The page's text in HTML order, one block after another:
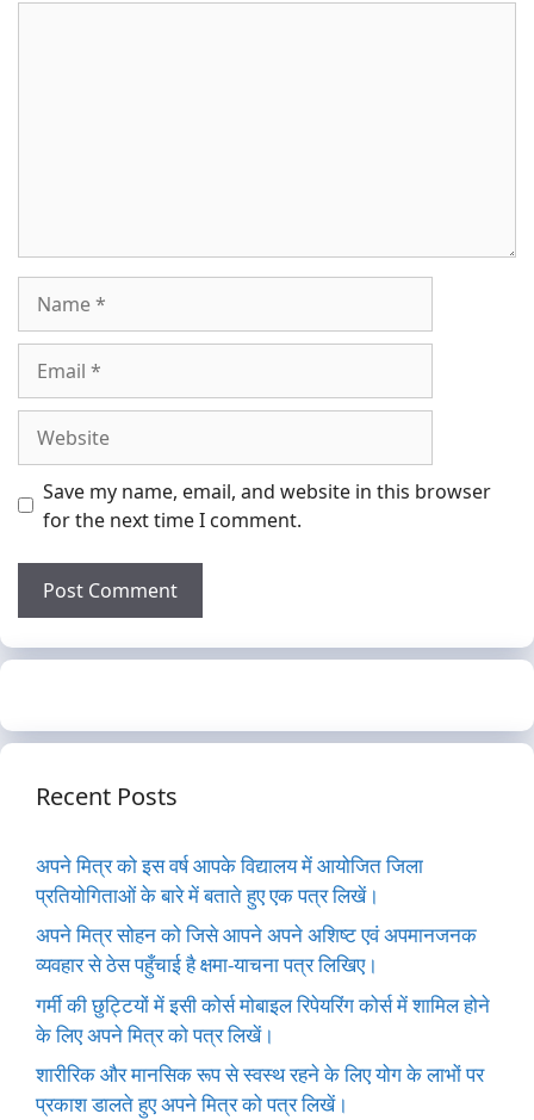
Save my name, email, and website in this browser
for the next time I comment.
Recent Posts
अपने मित्र को इस वर्ष आपके विद्यालय में आयोजित जिला
प्रतियोगिताओं के बारे में बताते हुए एक पत्र लिखें।
अपने मित्र सोहन को जिसे आपने अपने अशिष्ट एवं अपमानजनक
व्यवहार से ठेस पहुँचाई है क्षमा-याचना पत्र लिखिए।
गर्मी की छुट्टियों में इसी कोर्स मोबाइल रिपेयरिंग कोर्स में शामिल होने
के लिए अपने मित्र को पत्र लिखें।
शारीरिक और मानसिक रूप से स्वस्थ रहने के लिए योग के लाभों पर
प्रकाश डालते हुए अपने मित्र को पत्र लिखें।